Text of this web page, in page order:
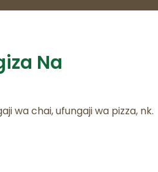
Na
wa chai, ufungaji wa pizza, nk.